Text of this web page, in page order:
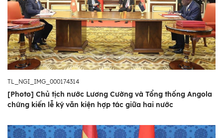
TL_NGI_IMG_000174314
[Photo] Chủ tịch nước Lương Cường và Tổng thống Angola
chứng kiến lễ ký văn kiện hợp tác giữa hai nước